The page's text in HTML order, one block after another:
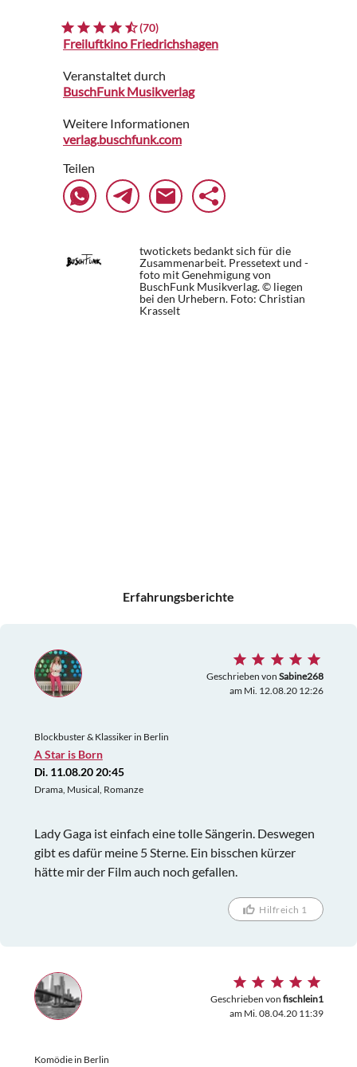
(70)
Freiluftkino Friedrichshagen
Veranstaltet durch
BuschFunk Musikverlag
Weitere Informationen
verlag.buschfunk.com
Teilen
twotickets bedankt sich für die
Zusammenarbeit. Pressetext und -
foto mit Genehmigung von
BuschFunk Musikverlag. © liegen
bei den Urhebern. Foto: Christian
Krasselt
Erfahrungsberichte
Geschrieben von Sabine268
am Mi. 12.08.20 12:26
Blockbuster & Klassiker in Berlin
A Star is Born
Di. 11.08.20 20:45
Drama, Musical, Romanze
Lady Gaga ist einfach eine tolle Sängerin. Deswegen
gibt es dafür meine 5 Sterne. Ein bisschen kürzer
hätte mir der Film auch noch gefallen.
Hilfreich 1
Geschrieben von fischlein1
am Mi. 08.04.20 11:39
Komödie in Berlin